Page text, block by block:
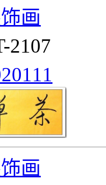
画
2107
画